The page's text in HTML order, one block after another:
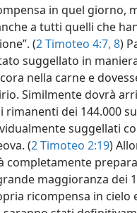
in quel giorno,
a tutti quelli che
(2 Timoteo 4:7, 8)
suggellato in
nella carne e
Similmente dovrà
dei 144.000
suggellati
(2 Timoteo 2:19)
completamente
maggioranza dei
ricompensa in cielo